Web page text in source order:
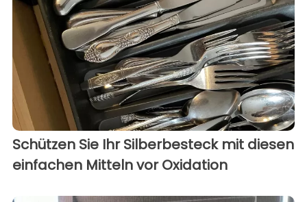
Schützen Sie Ihr Silberbesteck mit diesen
einfachen Mitteln vor Oxidation